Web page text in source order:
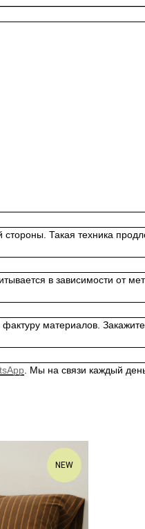
Такая техника
в зависимости от
материалов.
. Мы на связи каждый
NEW